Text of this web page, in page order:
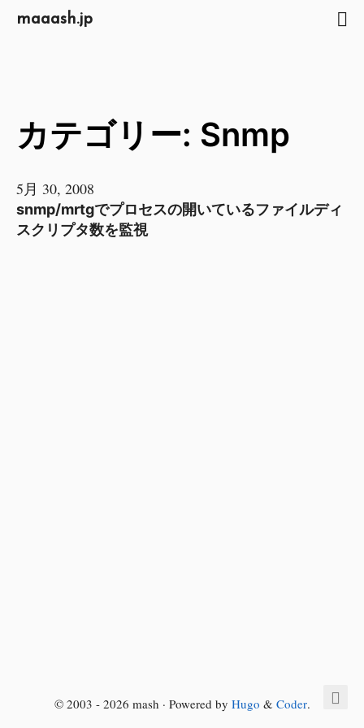
maaash.jp
カテゴリー: Snmp
5月 30, 2008
snmp/mrtgでプロセスの開いているファイルディ
スクリプタ数を監視
© 2003 - 2026 mash · Powered by Hugo & Coder.